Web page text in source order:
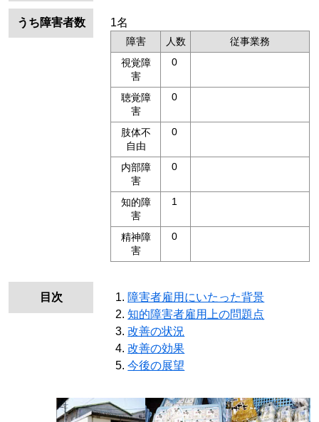
うち障害者数 1名
障害 人数
従事業務
視覚障
害
0
聴覚障
害
0
肢体不
自由
0
内部障
害
0
知的障
害
1
精神障
害
0
目次
障害者雇用にいたった背景
知的障害者雇用上の問題点
改善の状況
改善の効果
今後の展望